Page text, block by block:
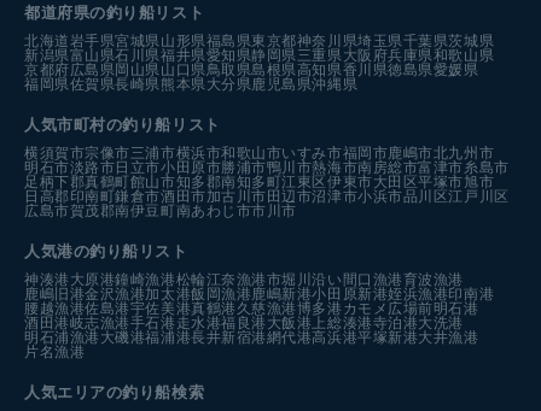
都道府県の釣り船リスト
北海道岩手県宮城県山形県福島県東京都神奈川県埼玉県千葉県茨城県
新潟県富山県石川県福井県愛知県静岡県三重県大阪府兵庫県和歌山県
京都府広島県岡山県山口県鳥取県島根県高知県香川県徳島県愛媛県
福岡県佐賀県長崎県熊本県大分県鹿児島県沖縄県
人気市町村の釣り船リスト
横須賀市宗像市三浦市横浜市和歌山市いすみ市福岡市鹿嶋市北九州市
明石市淡路市 日立市小田原市勝浦市鴨川市熱海市南房総市富津市糸島市
足柄下郡真鶴町館山市知多郡南知多町江東区伊東市大田区平塚市旭市
日高郡印南町鎌倉市酒田市加古川市 田辺市沼津市小浜市品川区江戸川区
広島市賀茂郡南伊豆町南あわじ市市川市
人気港の釣り船リスト
神湊港 大原港鐘崎漁港松輪江奈漁港市堀川沿い 間口漁港育波漁港
鹿嶋旧港金沢漁港加太港飯岡漁港鹿嶋新港小田原新港姪浜漁港印南港
腰越漁港佐島港宇佐美港真鶴港 久慈漁港博多港カモメ広場前明石港
酒田港岐志漁港手石港 走水港福良港 大飯港 上総湊港寺泊港大洗港
明石浦漁港 大磯港福浦港長井新宿港網代港高浜港平塚新港大井漁港
片名漁港
人気エリアの釣り船検索